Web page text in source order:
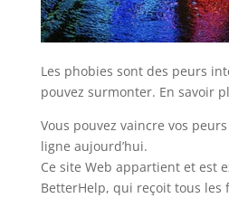
Les phobies sont des peurs
pouvez surmonter. En savoir
Vous pouvez vaincre vos
ligne aujourd’hui.
Ce site Web appartient et est
BetterHelp, qui reçoit tous les